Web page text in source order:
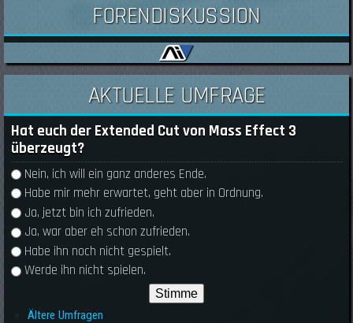
FORENDISKUSSION
AKTUELLE UMFRAGE
Hat euch der Extended Cut von Mass Effect 3
überzeugt?
Auswahlmöglichkeiten
Nein, ich will ein ganz anderes Ende.
Habe mir mehr erwartet, geht aber in Ordnung.
Ja, jetzt bin ich zufrieden.
Ja, war aber eh schon zufrieden.
Habe ihn noch nicht gespielt.
Werde ihn nicht spielen.
Ältere Umfragen